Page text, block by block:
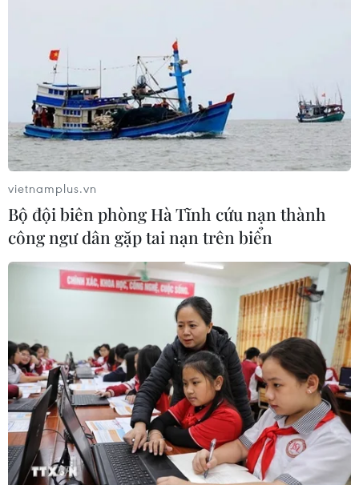
vietnamplus.vn
Bộ đội biên phòng Hà Tĩnh cứu nạn thành
công ngư dân gặp tai nạn trên biển